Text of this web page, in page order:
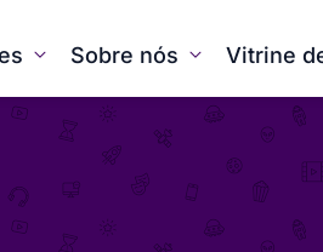
Sobre nós Vitrine